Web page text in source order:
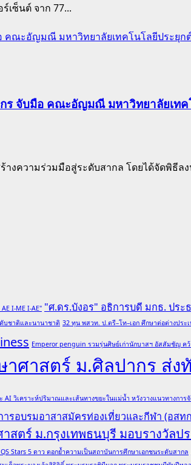
เซ็นต์ จาก 77...
คณะอัญมณี มหาวิทยาลัยเทคโนโลยีประ
จับมือ คณะอัญมณี มหาวิทยาลัยเท
ร่วมมือสู่ระดับสากล โดยได้จัดพิธีลงน
I-ME I-AE" "ศ.ดร.บังอร" อธิการบดี มกธ. ปร
บชาติและนานาชาติ 32 ทุน พสวท. ป.ตรี–โท–เอก ศึกษาต่อต่างประ
Emperor penguin รวมรุ่นศิษย์เก่านักบาสฯ อัสสัมชัญ ค
ศาสตร์ ม.ศิลปากร ส่
AI วิเคราะห์ปริมาณและเส้นทางขยะในแม่น้ำ หวังวางแนวทางการ
รอบรมอาสาสมัครท่องเที่ยวและกีฬา (อสท
สตร์ ม.กรุงเทพธนบุรี มอบรางวัล
Stars 5 ดาว ตอกย้ำความเป็นสถาบันการศึกษาเอกชนระดับสากล